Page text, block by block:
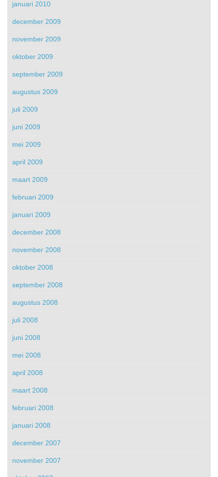
januari 2010
december 2009
november 2009
oktober 2009
september 2009
augustus 2009
juli 2009
juni 2009
mei 2009
april 2009
maart 2009
februari 2009
januari 2009
december 2008
november 2008
oktober 2008
september 2008
augustus 2008
juli 2008
juni 2008
mei 2008
april 2008
maart 2008
februari 2008
januari 2008
december 2007
november 2007